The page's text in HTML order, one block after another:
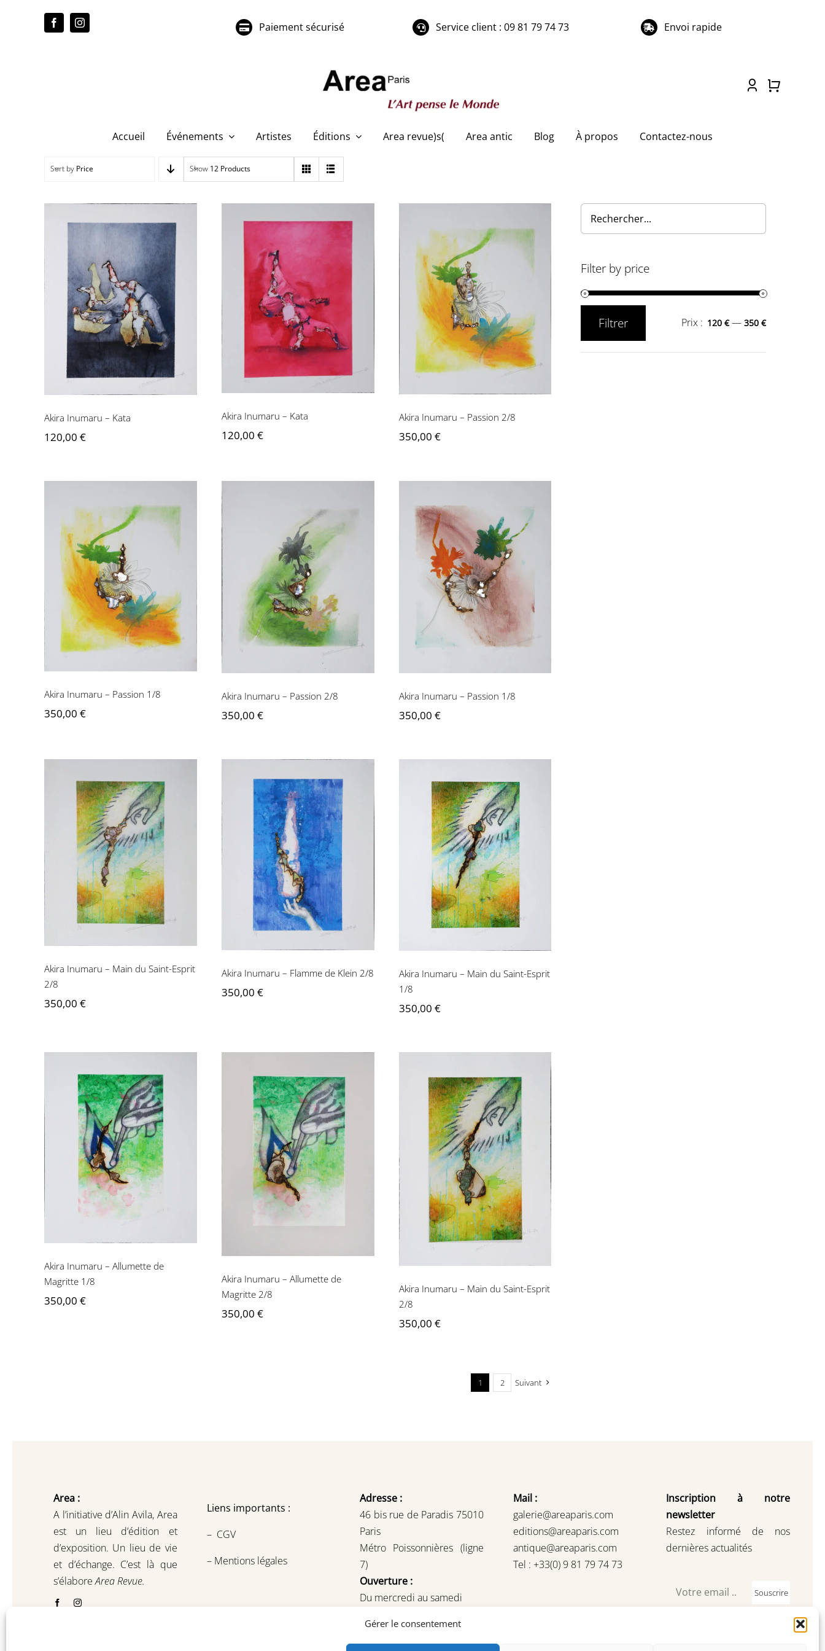
Gérer le consentement
Paiement sécurisé Service client : 09 81 79 74 73 Envoi rapide
Accueil Événements Artistes Éditions Area revue)s( Area antic Blog À propos Contactez-nous
Sort by Price Show 12 Products
Akira Inumaru – Kata
Akira Inumaru – Kata
120,00 €
Akira Inumaru – Kata
Akira Inumaru – Kata
120,00 €
Akira Inumaru – Passion
2/8
Akira Inumaru – Passion 2/8
350,00 €
Akira Inumaru – Passion
1/8
Akira Inumaru – Passion 1/8
350,00 €
Akira Inumaru – Passion
2/8
Akira Inumaru – Passion 2/8
350,00 €
Akira Inumaru – Passion
1/8
Akira Inumaru – Passion 1/8
350,00 €
Akira Inumaru – Main
du Saint-Esprit 2/8
Akira Inumaru – Main du Saint-Esprit
2/8
350,00 €
Akira Inumaru – Flamme
de Klein 2/8
Akira Inumaru – Flamme de Klein 2/8
350,00 €
Akira Inumaru – Main
du Saint-Esprit 1/8
Akira Inumaru – Main du Saint-Esprit
1/8
350,00 €
Akira Inumaru –
Allumette de Magritte
1/8
Akira Inumaru – Allumette de
Magritte 1/8
350,00 €
Akira Inumaru –
Allumette de Magritte
2/8
Akira Inumaru – Allumette de
Magritte 2/8
350,00 €
Akira Inumaru – Main
du Saint-Esprit 2/8
Akira Inumaru – Main du Saint-Esprit
2/8
350,00 €
1 2 Suivant
Filter by price
Filtrer Prix : 120 €— 350 €
Area :
A l’initiative d’Alin Avila, Area
est un lieu d’édition et
d’exposition. Un lieu de vie
et d’échange. C’est là que
s’élaboreArea Revue.
Liens importants :
– CGV
–Mentions légales
Adresse :
46 bis rue de Paradis 75010
Paris
Métro Poissonnières (ligne
7)
Ouverture :
Du mercredi au samedi
ou sur rendez-vous
Mail :
galerie@areaparis.com
editions@areaparis.com
antique@areaparis.com
Tel : +33(0) 9 81 79 74 73
Inscription à notre
newsletter
Restez informé de nos
dernières actualités
Souscrire